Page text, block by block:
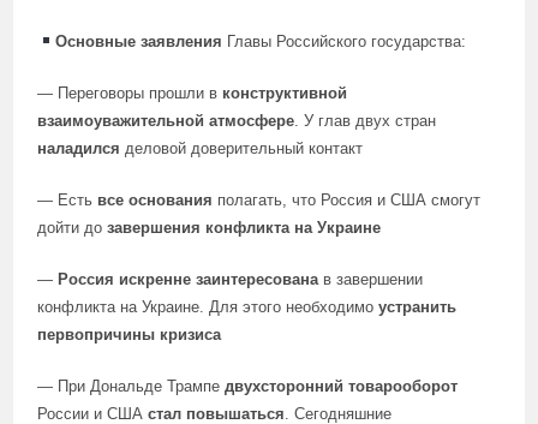
Основные заявления Главы Российского государства:
— Переговоры прошли в конструктивной
взаимоуважительной атмосфере. У глав двух стран
наладился деловой доверительный контакт
— Есть все основания полагать, что Россия и США смогут
дойти дозавершения конфликта на Украине
— Россия искренне заинтересованав завершении
конфликта на Украине. Для этого необходимоустранить
первопричины кризиса
— При Дональде Трампедвухсторонний товарооборот
России и СШАстал повышаться. Сегодняшние